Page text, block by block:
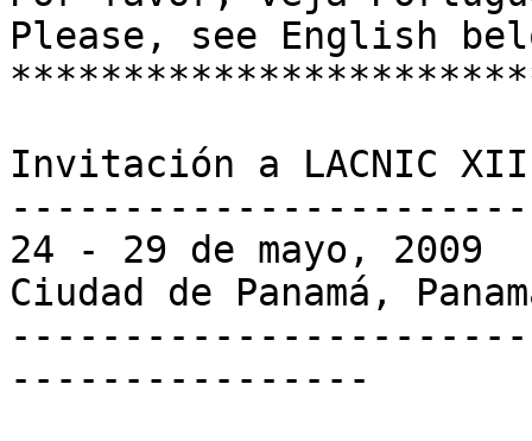
Please, see English
Invitación a LACNIC XII
-----------------------
24 - 29 de mayo, 2009
Ciudad de Panamá,
----------------